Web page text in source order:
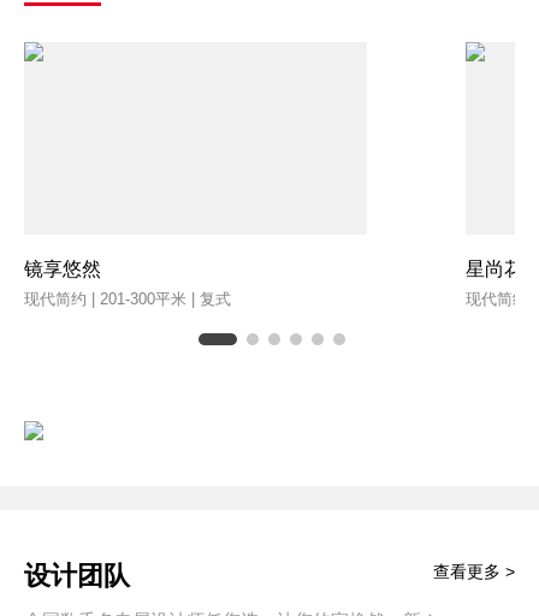
镜享悠然
现代简约 | 201-300平米 | 复式
星尚花
现代简约
设计团队 查看更多 >